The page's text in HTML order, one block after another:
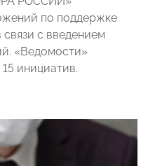
по поддержке
с введением
«Ведомости»
инициатив.